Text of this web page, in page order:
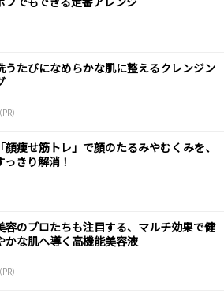
うたびになめらかな肌に整えるクレンジン
（PR）
「顔痩せ筋トレ」で顔のたるみやむくみを、
っきり解消！
容のプロたちも注目する、マルチ効果で健
かな肌へ導く高機能美容液
（PR）